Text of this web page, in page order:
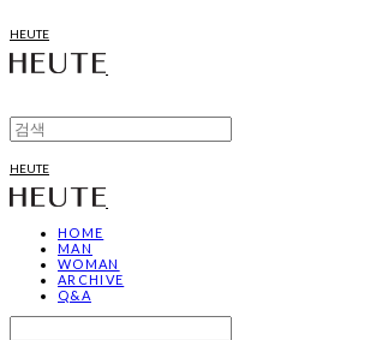
HEUTE
HEUTE
HOME
MAN
WOMAN
ARCHIVE
Q&A